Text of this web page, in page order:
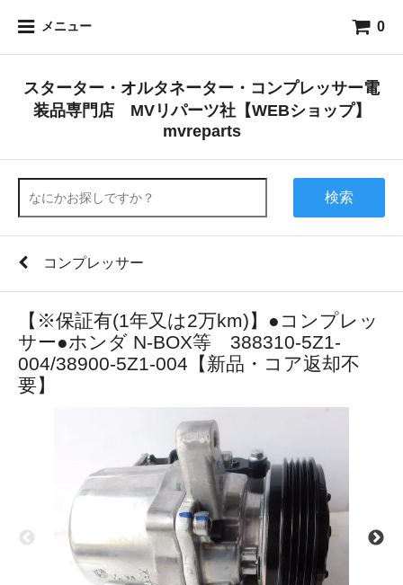
メニュー 0
スターター・オルタネーター・コンプレッサー電
装品専門店 MVリパーツ社【WEBショップ】
mvreparts
検索
コンプレッサー
【※保証有(1年又は2万km)】●コンプレッ
サー●ホンダ N-BOX等 388310-5Z1-
004/38900-5Z1-004【新品・コア返却不
要】